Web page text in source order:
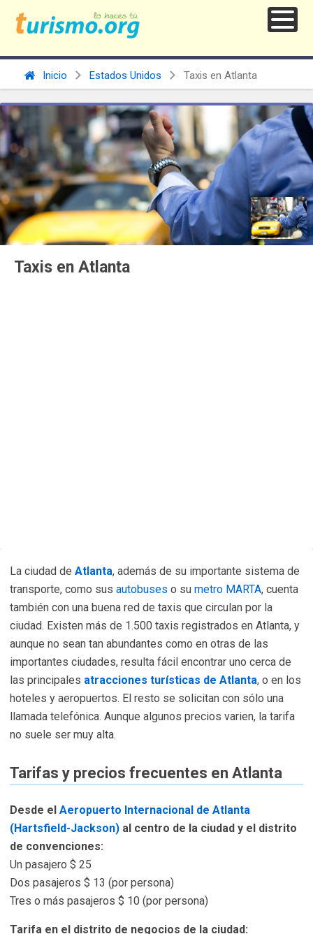
Inicio Estados Unidos Taxis en Atlanta
Taxis en Atlanta
La ciudad de Atlanta, además de su importante sistema de
transporte, como sus autobuses o su metro MARTA, cuenta
también con una buena red de taxis que circulan por la
ciudad. Existen más de 1.500 taxis registrados en Atlanta, y
aunque no sean tan abundantes como en otras de las
importantes ciudades, resulta fácil encontrar uno cerca de
las principales atracciones turísticas de Atlanta, o en los
hoteles y aeropuertos. El resto se solicitan con sólo una
llamada telefónica. Aunque algunos precios varien, la tarifa
no suele ser muy alta.
Tarifas y precios frecuentes en Atlanta
Desde el Aeropuerto Internacional de Atlanta
(Hartsfield-Jackson) al centro de la ciudad y el distrito
de convenciones:
Un pasajero $ 25
Dos pasajeros $ 13 (por persona)
Tres o más pasajeros $ 10 (por persona)
Tarifa en el distrito de negocios de la ciudad: